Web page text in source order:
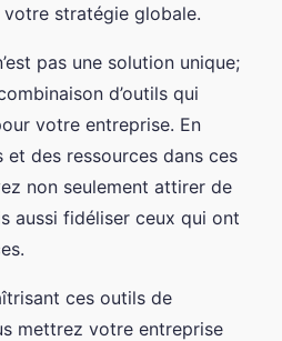
stratégie globale.
pas une solution unique;
d’outils qui
votre entreprise. En
des ressources dans ces
non seulement attirer de
aussi fidéliser ceux qui ont
ces outils de
mettrez votre entreprise